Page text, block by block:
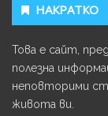
НАКРАТКО
Това е сайт,
полезна
неповторими
живота ви.